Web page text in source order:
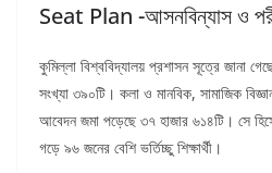
Seat Plan -আসনবিন্যাস ও
কুমিল্লা বিশ্ববিদ্যালয় প্রশাসন সূত্রে জানা
সংখ্যা ৩৯০টি। কলা ও মানবিক, সামাজিক
আবেদন জমা পড়েছে ৩৭ হাজার ৬১৪টি। সে
গড়ে ৯৬ জনের বেশি ভর্তিচ্ছু শিক্ষার্থী।